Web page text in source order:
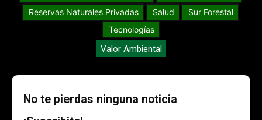
Reservas Naturales Privadas
Salud
Sur Forestal
Tecnologías
Valor Ambiental
No te pierdas ninguna noticia